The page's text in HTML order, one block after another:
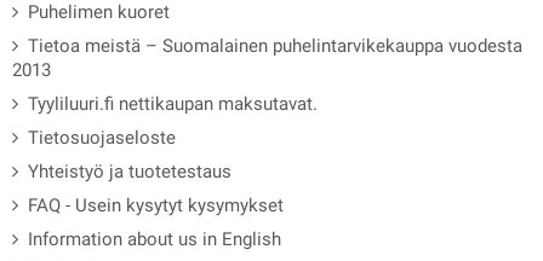
Puhelimen kuoret
Tietoa meistä – Suomalainen puhelintarvikekauppa vuodesta
2013
Tyyliluuri.fi nettikaupan maksutavat.
Tietosuojaseloste
Yhteistyö ja tuotetestaus
FAQ - Usein kysytyt kysymykset
Information about us in English